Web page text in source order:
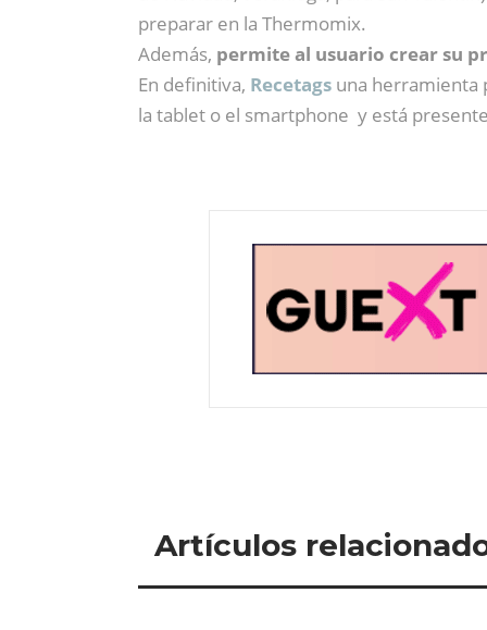
preparar en la Thermomix.
Además, permite al usuario crear su
En definitiva, Recetags una herramienta
la tablet o el smartphone y está
Artículos